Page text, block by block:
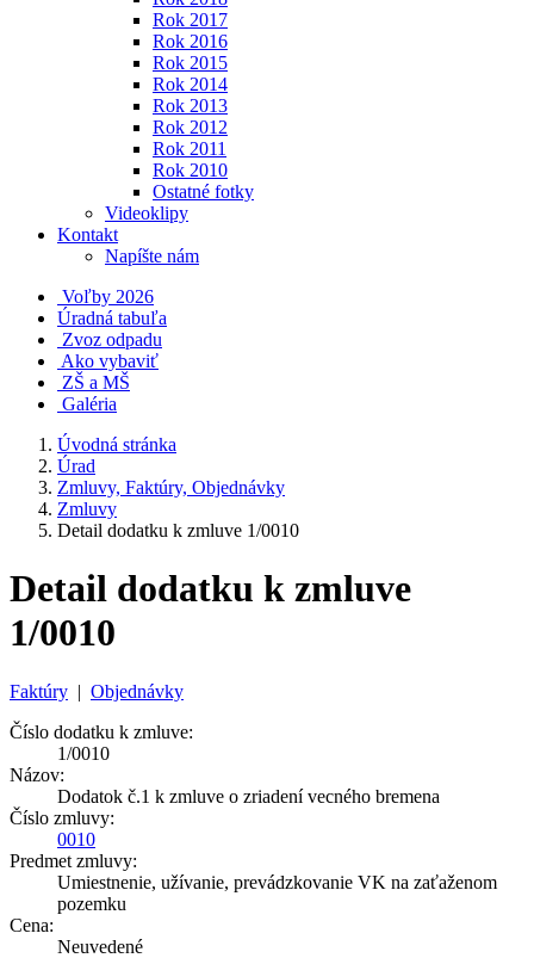
Rok 2017
Rok 2016
Rok 2015
Rok 2014
Rok 2013
Rok 2012
Rok 2011
Rok 2010
Ostatné fotky
Videoklipy
Kontakt
Napíšte nám
Voľby 2026
Úradná tabuľa
Zvoz odpadu
Ako vybaviť
ZŠ a MŠ
Galéria
Úvodná stránka
Úrad
Zmluvy, Faktúry, Objednávky
Zmluvy
Detail dodatku k zmluve 1/0010
Detail dodatku k zmluve
1/0010
Faktúry | Objednávky
Číslo dodatku k zmluve:
1/0010
Názov:
Dodatok č.1 k zmluve o zriadení vecného bremena
Číslo zmluvy:
0010
Predmet zmluvy:
Umiestnenie, užívanie, prevádzkovanie VK na zaťaženom
pozemku
Cena:
Neuvedené